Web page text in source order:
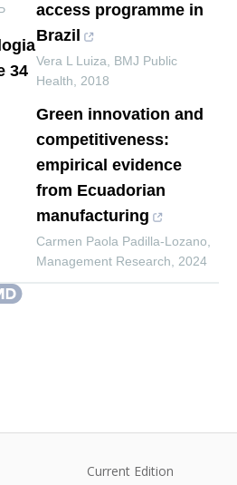
34
access programme in
Brazil
Vera L Luiza
BMJ Public
Health
2018
Green innovation and
competitiveness:
empirical evidence
from Ecuadorian
manufacturing
Carmen Paola Padilla-Lozano
Management Research
2024
Current Edition